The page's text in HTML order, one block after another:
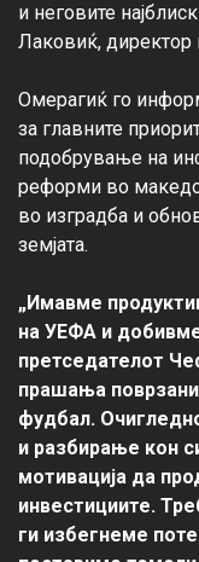
и неговите
Лаковиќ, директор
Омерагиќ го
за главните
подобрување на
реформи во
во изградба и
земјата.
„Имавме
на УЕФА и
претседателот
прашања
фудбал.
и разбирање кон
мотивација да
инвестициите.
ги избегнеме